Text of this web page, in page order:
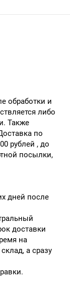
обработки и
либо
Также
по
рублей , до
посылки,
дней после
доставки
на
а сразу